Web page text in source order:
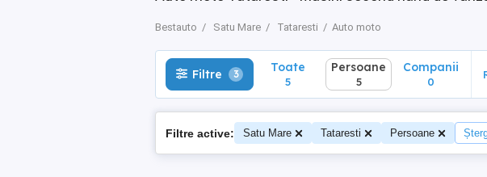
Bestauto Satu Mare Tataresti Auto moto
Filtre 3 Toate
5
Persoane
5
Companii
0
Filtre active: Satu Mare Tataresti Persoane